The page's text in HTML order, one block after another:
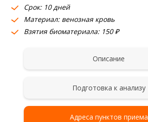
Партнерам
Срок: 10 дней
Материал: венозная кровь
Взятия биоматериала: 150 ₽
Описание
Подготовка к анализу
Адреса пунктов приема